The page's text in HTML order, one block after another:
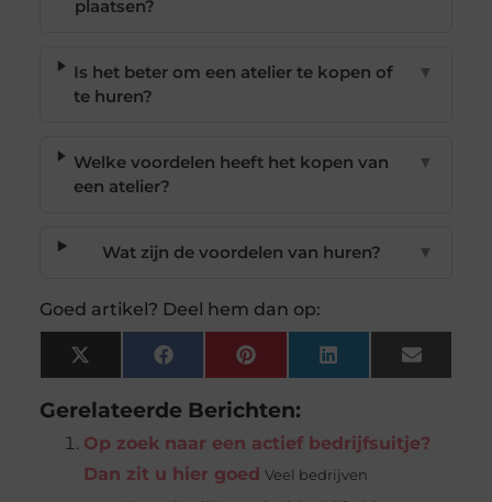
plaatsen?
Is het beter om een atelier te kopen of
te huren?
▼
Welke voordelen heeft het kopen van
een atelier?
▼
Wat zijn de voordelen van huren? ▼
Goed artikel? Deel hem dan op:
X
(Twitter)
FacebookPinterest LinkedIn Email
Gerelateerde Berichten:
Op zoek naar een actief bedrijfsuitje?
Dan zit u hier goed Veel bedrijven